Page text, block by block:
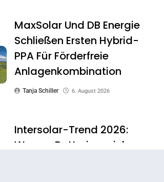
MaxSolar Und DB Energie
Schließen Ersten Hybrid-
PPA Für Förderfreie
Anlagenkombination
Tanja Schiller 6. August 2026
Intersolar-Trend 2026:
Warum Batteriespeicher